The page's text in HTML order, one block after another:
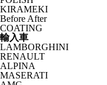
KIRAMEKI
Before After
COATING
輸入車
LAMBORGHINI
RENAULT
ALPINA
MASERATI